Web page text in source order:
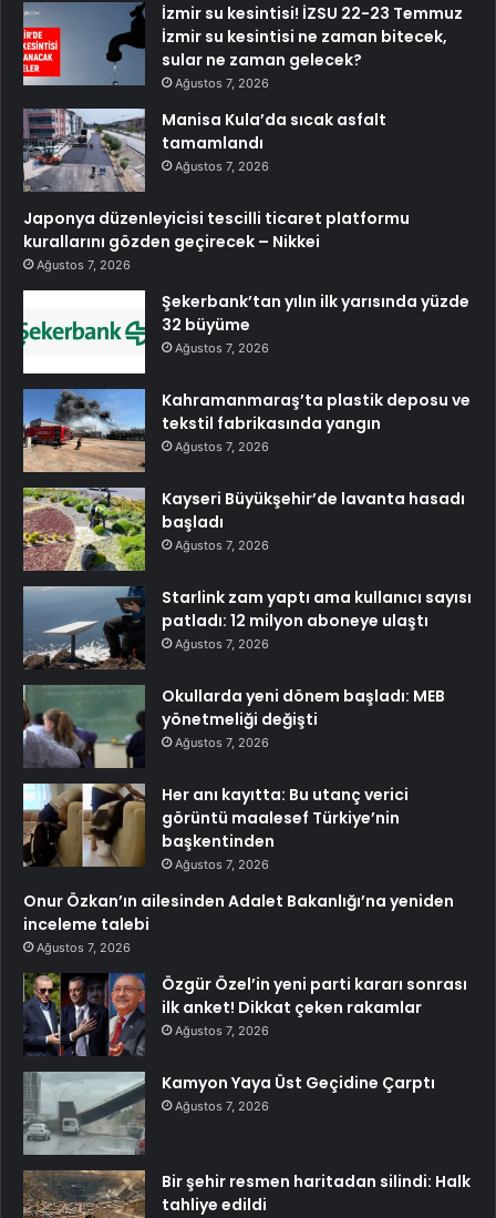
İzmir su kesintisi! İZSU 22-23 Temmuz
İzmir su kesintisi ne zaman bitecek,
sular ne zaman gelecek?
Ağustos 7, 2026
Manisa Kula’da sıcak asfalt
tamamlandı
Ağustos 7, 2026
Japonya düzenleyicisi tescilli ticaret platformu
kurallarını gözden geçirecek – Nikkei
Ağustos 7, 2026
Şekerbank’tan yılın ilk yarısında yüzde
32 büyüme
Ağustos 7, 2026
Kahramanmaraş’ta plastik deposu ve
tekstil fabrikasında yangın
Ağustos 7, 2026
Kayseri Büyükşehir’de lavanta hasadı
başladı
Ağustos 7, 2026
Starlink zam yaptı ama kullanıcı sayısı
patladı: 12 milyon aboneye ulaştı
Ağustos 7, 2026
Okullarda yeni dönem başladı: MEB
yönetmeliği değişti
Ağustos 7, 2026
Her anı kayıtta: Bu utanç verici
görüntü maalesef Türkiye’nin
başkentinden
Ağustos 7, 2026
Onur Özkan’ın ailesinden Adalet Bakanlığı’na yeniden
inceleme talebi
Ağustos 7, 2026
Özgür Özel’in yeni parti kararı sonrası
ilk anket! Dikkat çeken rakamlar
Ağustos 7, 2026
Kamyon Yaya Üst Geçidine Çarptı
Ağustos 7, 2026
Bir şehir resmen haritadan silindi: Halk
tahliye edildi